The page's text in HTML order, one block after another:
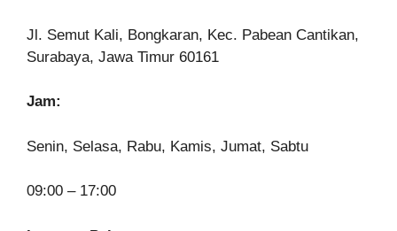
Jl. Semut Kali, Bongkaran, Kec. Pabean Cantikan,
Surabaya, Jawa Timur 60161
Jam:
Senin, Selasa, Rabu, Kamis, Jumat, Sabtu
09:00 – 17:00